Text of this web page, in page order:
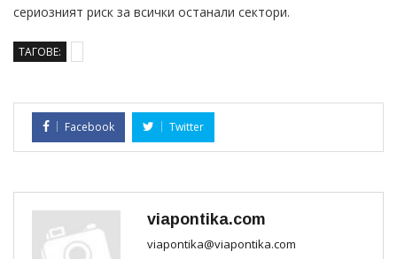
сериозният риск за всички останали сектори.
ТАГОВЕ:
Facebook Twitter
viapontika.com
viapontika@viapontika.com